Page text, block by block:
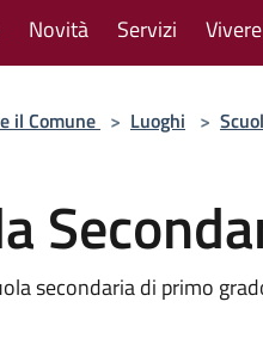
Novità Servizi
il Comune > Luoghi >
secondaria di primo